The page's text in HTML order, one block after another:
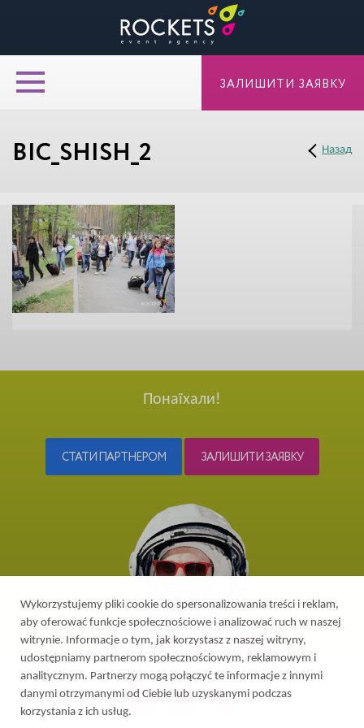
BIC_SHISH_2 Назад
Понаїхали!
СТАТИ ПАРТНЕРОМ ЗАЛИШИТИ ЗАЯВКУ
ЗАЛИШИТИ ЗАЯВКУ
Wykorzystujemy pliki cookie do spersonalizowania treści i reklam,
aby oferować funkcje społecznościowe i analizować ruch w naszej
witrynie. Informacje o tym, jak korzystasz z naszej witryny,
udostępniamy partnerom społecznościowym, reklamowym i
analitycznym. Partnerzy mogą połączyć te informacje z innymi
danymi otrzymanymi od Ciebie lub uzyskanymi podczas
korzystania z ich usług.